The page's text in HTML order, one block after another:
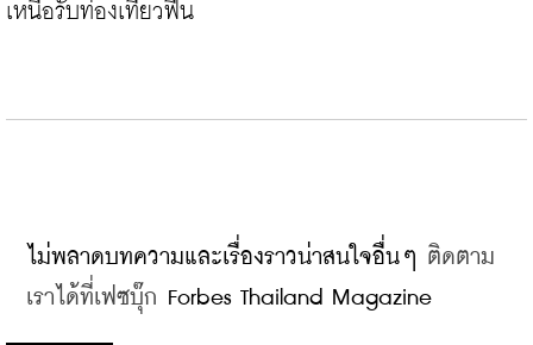
เหนือรับท่องเที่ยวฟื้น
ไม่พลาดบทความและเรื่องราวน่าสนใจอื่นๆ ติดตาม
เราได้ที่เฟซบุ๊ก Forbes Thailand Magazine